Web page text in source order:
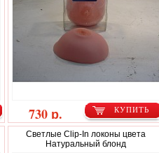
КУПИТЬ
730 р.
Светлые Clip-In локоны цвета
Натуральный блонд